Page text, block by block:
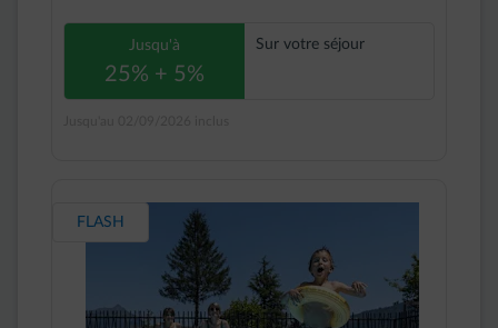
Jusqu'à
25% + 5%
Sur votre séjour
FLASH